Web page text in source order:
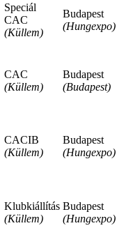
Speciál
CAC
(Küllem)
Budapest
(Hungexpo)
CAC
(Küllem)
Budapest
(Budapest)
CACIB
(Küllem)
Budapest
(Hungexpo)
Klubkiállítás
(Küllem)
Budapest
(Hungexpo)